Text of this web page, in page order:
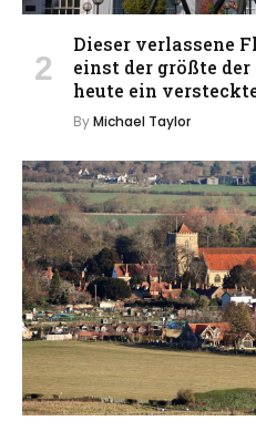
Dieser verlassene
einst der größte
heute ein
ByMichael Taylor